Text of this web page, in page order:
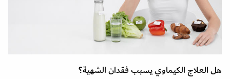
هل العلاج الكيماوي يسبب فقدان الشهية؟